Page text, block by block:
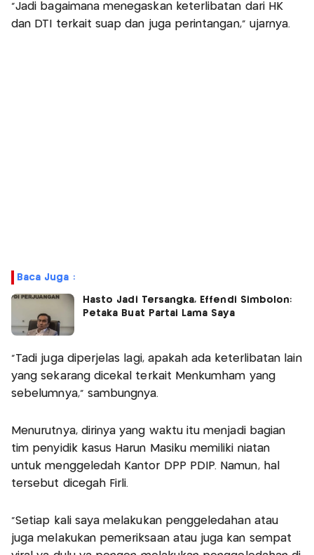
"Jadi bagaimana menegaskan keterlibatan dari HK
dan DTI terkait suap dan juga perintangan," ujarnya.
Baca Juga :
Hasto Jadi Tersangka, Effendi Simbolon:
Petaka Buat Partai Lama Saya
"Tadi juga diperjelas lagi, apakah ada keterlibatan lain
yang sekarang dicekal terkait Menkumham yang
sebelumnya," sambungnya.
Menurutnya, dirinya yang waktu itu menjadi bagian
tim penyidik kasus Harun Masiku memiliki niatan
untuk menggeledah Kantor DPP PDIP. Namun, hal
tersebut dicegah Firli.
"Setiap kali saya melakukan penggeledahan atau
juga melakukan pemeriksaan atau juga kan sempat